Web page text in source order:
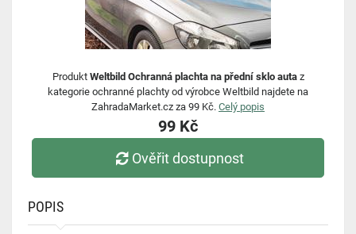
Produkt Weltbild Ochranná plachta na přední sklo autaz
kategorie ochranné plachty od výrobce Weltbild najdete na
ZahradaMarket.cz za 99 Kč. Celý popis
99 Kč
Ověřit dostupnost
POPIS